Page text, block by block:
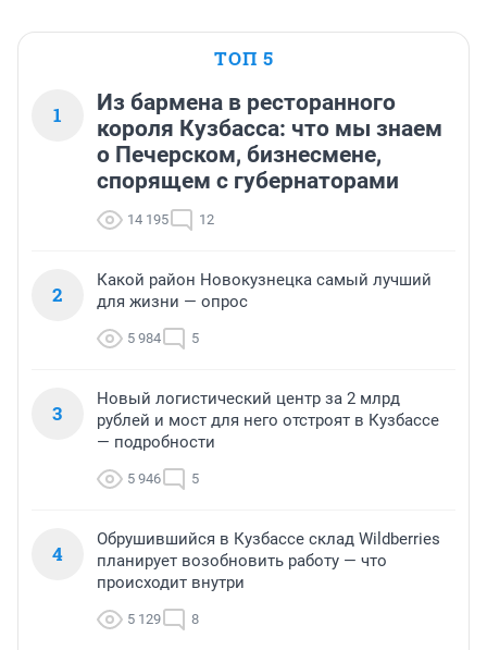
ТОП 5
1
Из бармена в ресторанного
короля Кузбасса: что мы знаем
о Печерском, бизнесмене,
спорящем с губернаторами
14 195 12
2
Какой район Новокузнецка самый лучший
для жизни — опрос
5 984 5
3
Новый логистический центр за 2 млрд
рублей и мост для него отстроят в Кузбассе
— подробности
5 946 5
4
Обрушившийся в Кузбассе склад Wildberries
планирует возобновить работу — что
происходит внутри
5 129 8